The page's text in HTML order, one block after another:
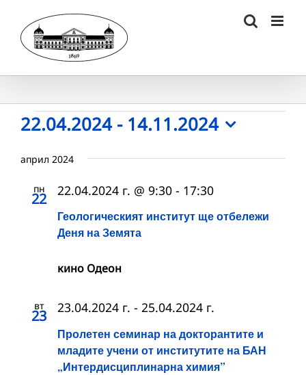
content
Събития
22.04.2024 - 14.11.2024
date.
април 2024
пн
22
Геологическият институт ще отбележи
Деня на Земята
22.04.2024 г. @ 9:30 - 17:30
кино Одеон
вт
23
Пролетен семинар на докторантите и
младите учени от институтите на БАН
„Интердисциплинарна химия”
23.04.2024 г. - 25.04.2024 г.